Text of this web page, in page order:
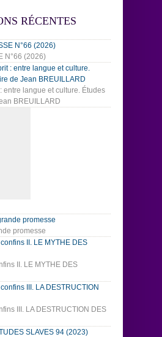
RÉCENTES
N°66 (2026)
entre langue et culture. Études
BREUILLARD
promesse
II. LE MYTHE DES
III. LA DESTRUCTION DES